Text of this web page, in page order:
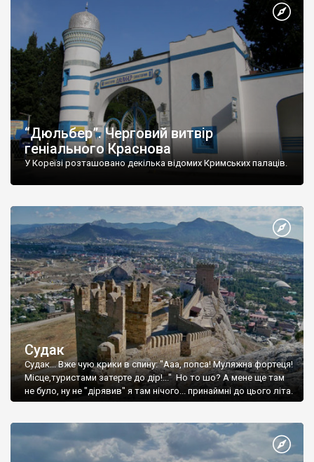
“Дюльбер”. Черговий витвір
геніального Краснова
У Кореїзі розташовано декілька відомих Кримських палаців.
Судак
Судак... Вже чую крики в спину: "Ааа, попса! Муляжна фортеця!
Місце,туристами затерте до дір!..." Но то шо? А мене ще там
не було, ну не "дірявив" я там нічого... принаймні до цього літа.